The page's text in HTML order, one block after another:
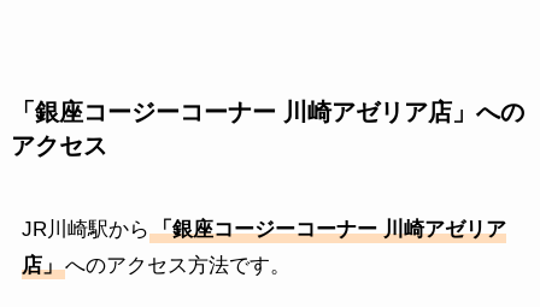
「銀座コージーコーナー 川崎アゼリア店」への
アクセス
JR川崎駅から 「銀座コージーコーナー 川崎アゼリア
店」へのアクセス方法です。